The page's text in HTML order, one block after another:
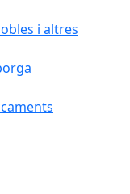
i altres